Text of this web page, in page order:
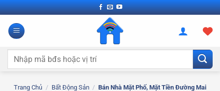
Bỏ
qua
nội
Tìm
Trang Chủ / Bất Động Sản / Bán Nhà Mặt Phố, Mặt Tiền Đường Mai